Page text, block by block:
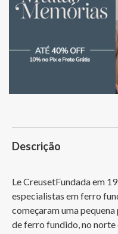
Descrição
Le CreusetFundada em
especialistas em ferro
começaram uma
de ferro fundido, no norte